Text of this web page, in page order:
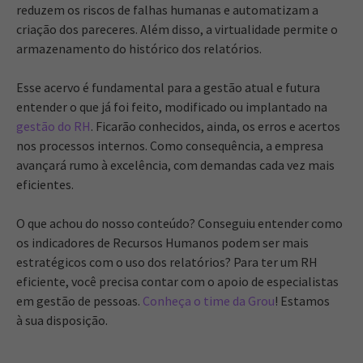
reduzem os riscos de falhas humanas e automatizam a
criação dos pareceres. Além disso, a virtualidade permite o
armazenamento do histórico dos relatórios.
Esse acervo é fundamental para a gestão atual e futura
entender o que já foi feito, modificado ou implantado na
gestão do RH. Ficarão conhecidos, ainda, os erros e acertos
nos processos internos. Como consequência, a empresa
avançará rumo à excelência, com demandas cada vez mais
eficientes.
O que achou do nosso conteúdo? Conseguiu entender como
os indicadores de Recursos Humanos podem ser mais
estratégicos com o uso dos relatórios? Para ter um RH
eficiente, você precisa contar com o apoio de especialistas
em gestão de pessoas. Conheça o time da Grou! Estamos
à sua disposição.